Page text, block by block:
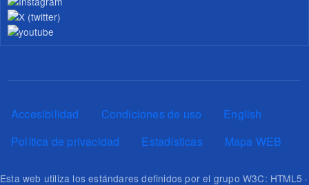
Pie de página
Accesibilidad Condiciones de uso
English
Política de privacidad
Estadísticas Mapa WEB
Esta web utiliza los estándares definidos por el grupo W3C: HTML5 ·